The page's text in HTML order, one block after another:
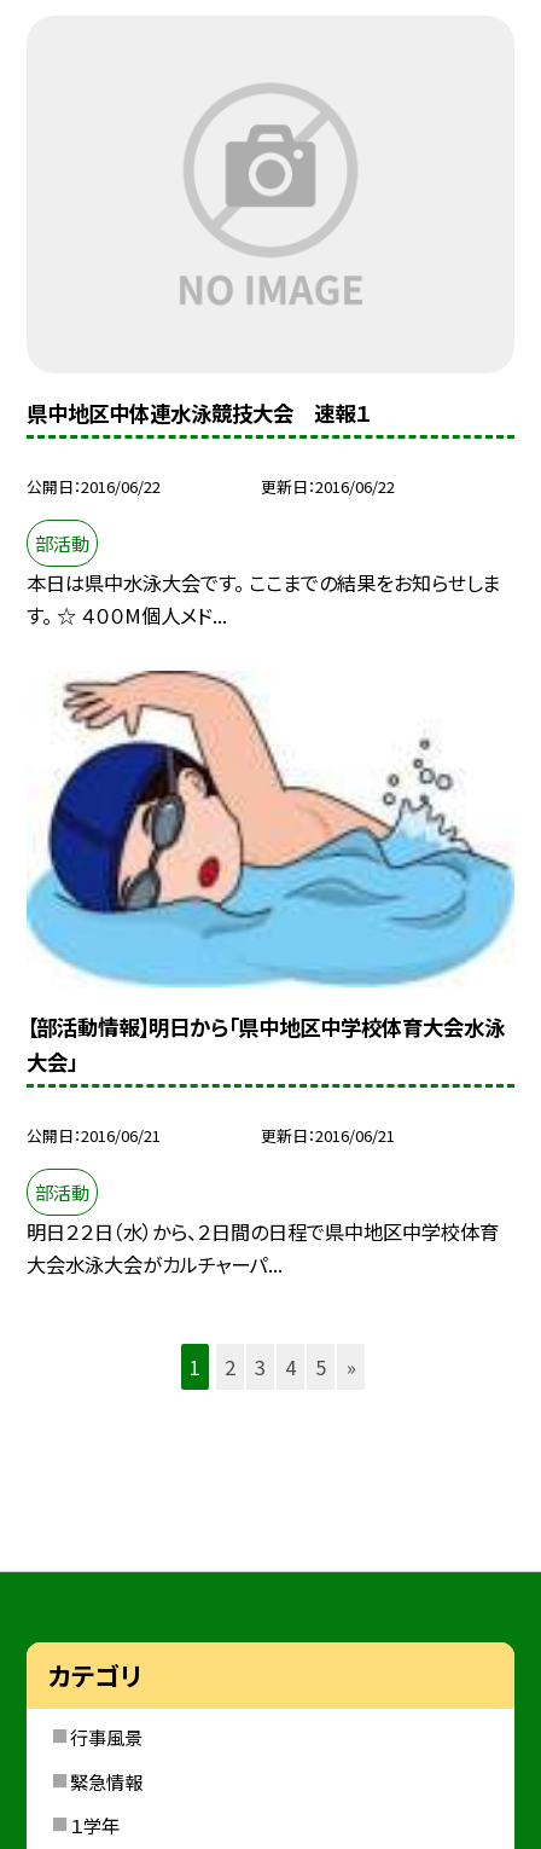
県中地区中体連水泳競技大会 速報１
公開日 2016/06/22 更新日 2016/06/22
部活動
本日は県中水泳大会です。 ここまでの結果をお知らせしま
す。 ☆ ４００M個人メド...
【部活動情報】明日から「県中地区中学校体育大会水泳
大会」
公開日 2016/06/21 更新日 2016/06/21
部活動
明日２２日（水）から、２日間の日程で県中地区中学校体育
大会水泳大会がカルチャーパ...
1 2 3 4 5 »
カテゴリ
行事風景
緊急情報
１学年